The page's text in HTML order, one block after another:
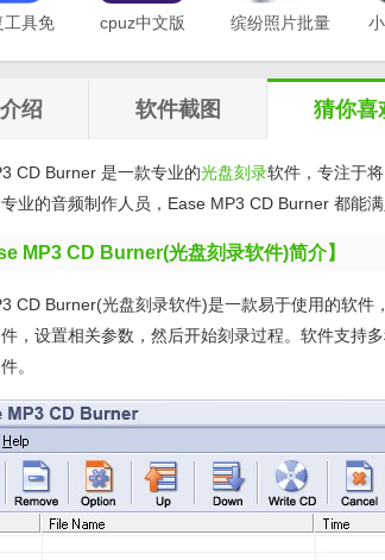
工具免
cpuz中文版
缤纷照片批量
绍 软件截图 猜你喜
CD Burner 是一款专业的光盘刻录软件，专注于
业的音频制作人员，Ease MP3 CD Burner 都能满
MP3 CD Burner(光盘刻录软件)简介】
CD Burner(光盘刻录软件)是一款易于使用的软
，设置相关参数，然后开始刻录过程。软件支持
。